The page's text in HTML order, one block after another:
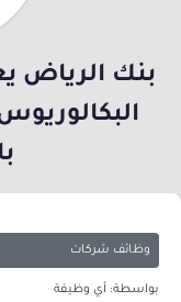
بنك الرياض
وظائف شركات
بواسطة: أي وظيفة